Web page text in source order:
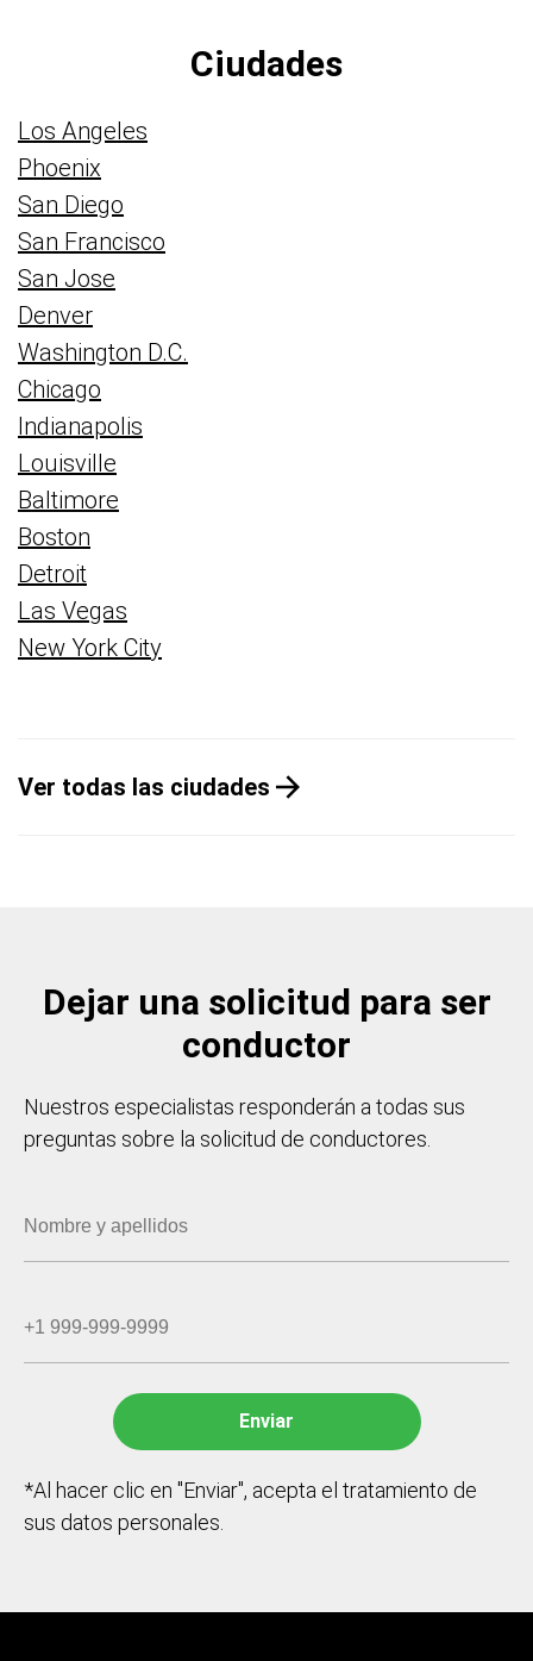
Ciudades
Los Angeles
Phoenix
San Diego
San Francisco
San Jose
Denver
Washington D.C.
Chicago
Indianapolis
Louisville
Baltimore
Boston
Detroit
Las Vegas
New York City
Ver todas las ciudades
Dejar una solicitud para ser
conductor
Nuestros especialistas responderán a todas sus
preguntas sobre la solicitud de conductores.
*Al hacer clic en "Enviar", acepta el tratamiento de
sus datos personales.